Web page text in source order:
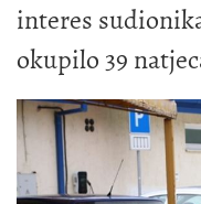
interes
okupilo 39